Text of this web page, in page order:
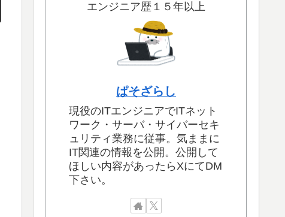
エンジニア歴１５年以上
ぱそざらし
現役のITエンジニアでITネット
ワーク・サーバ・サイバーセキ
ュリティ業務に従事。気ままに
IT関連の情報を公開。公開して
ほしい内容があったらXにてDM
下さい。